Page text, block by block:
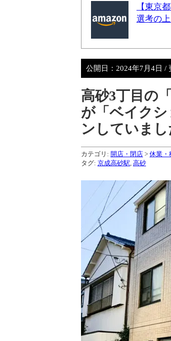
【東京
選考の
公開日： 2024年7月4日 /
高砂3丁目の
が「ベイク
ンしていまし
カテゴリ: 開店・閉店 > 休業・
タグ: 京成高砂駅 高砂